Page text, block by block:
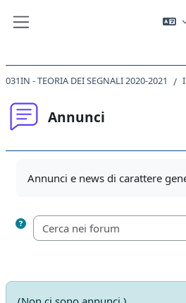
031IN - TEORIA DEI SEGNALI 2020-2021
Annunci
Annunci e news di carattere